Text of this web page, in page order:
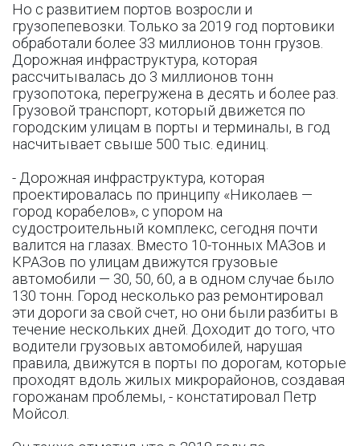
Но с развитием портов возросли и
грузопепевозки. Только за 2019 год портовики
обработали более 33 миллионов тонн грузов.
Дорожная инфраструктура, которая
рассчитывалась до 3 миллионов тонн
грузопотока, перегружена в десять и более раз.
Грузовой транспорт, который движется по
городским улицам в порты и терминалы, в год
насчитывает свыше 500 тыс. единиц.
- Дорожная инфраструктура, которая
проектировалась по принципу «Николаев —
город корабелов», с упором на
судостроительный комплекс, сегодня почти
валится на глазах. Вместо 10-тонных МАЗов и
КРАЗов по улицам движутся грузовые
автомобили — 30, 50, 60, а в одном случае было
130 тонн. Город несколько раз ремонтировал
эти дороги за свой счет, но они были разбиты в
течение нескольких дней. Доходит до того, что
водители грузовых автомобилей, нарушая
правила, движутся в порты по дорогам, которые
проходят вдоль жилых микрорайонов, создавая
горожанам проблемы, - констатировал Петр
Мойсол.